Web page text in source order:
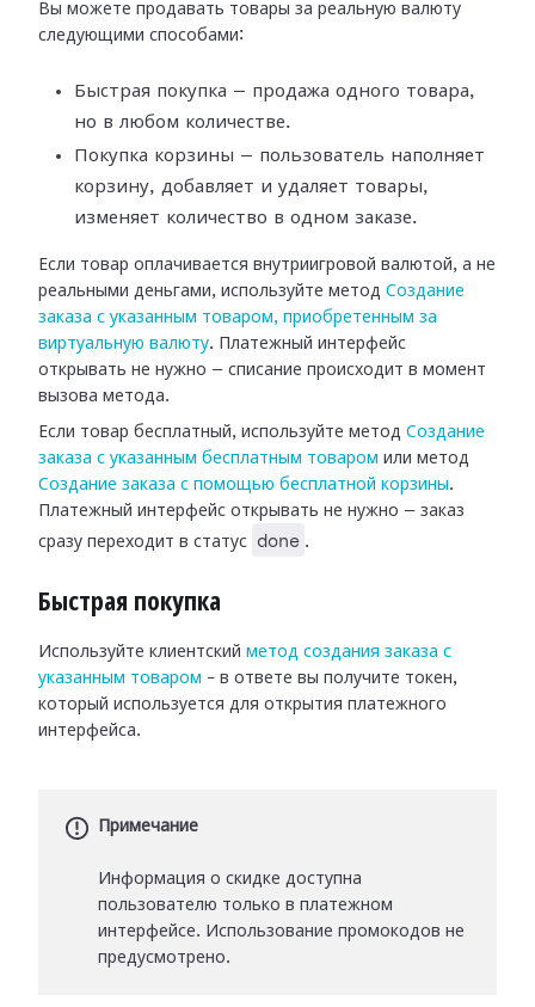
Вы можете продавать товары за реальную валюту
следующими способами:
Быстрая покупка — продажа одного товара,
но в любом количестве.
Покупка корзины — пользователь наполняет
корзину, добавляет и удаляет товары,
изменяет количество в одном заказе.
Если товар оплачивается внутриигровой валютой, а не
реальными деньгами, используйте метод Создание
заказа с указанным товаром, приобретенным за
виртуальную валюту. Платежный интерфейс
открывать не нужно — списание происходит в момент
вызова метода.
Если товар бесплатный, используйте метод Создание
заказа с указанным бесплатным товаром или метод
Создание заказа с помощью бесплатной корзины.
Платежный интерфейс открывать не нужно — заказ
сразу переходит в статус
done .
Быстрая покупка
Используйте клиентский метод создания заказа с
указанным товаром – в ответе вы получите токен,
который используется для открытия платежного
интерфейса.
Примечание
Информация о скидке доступна
пользователю только в платежном
интерфейсе. Использование промокодов не
предусмотрено.